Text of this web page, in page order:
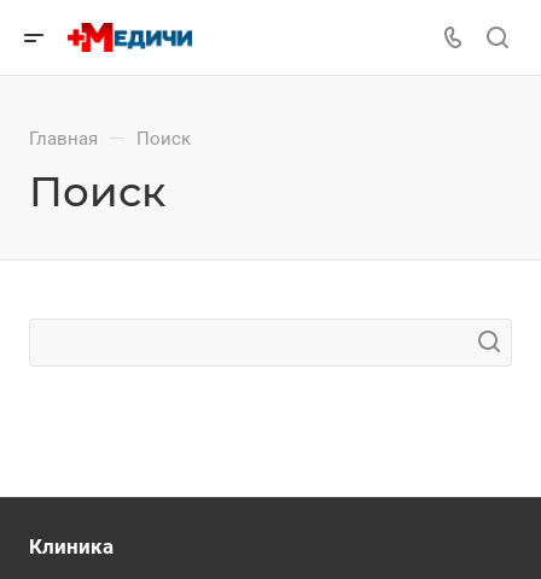
Главная — Поиск
Поиск
Клиника